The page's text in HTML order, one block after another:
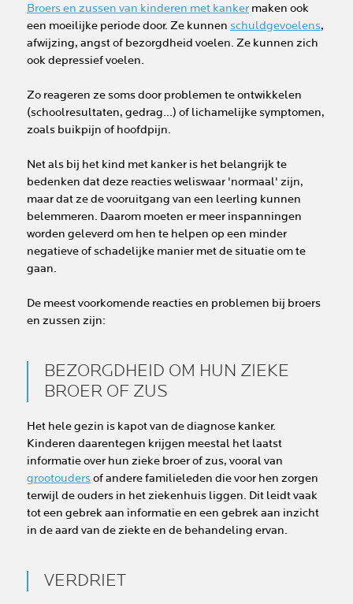
Broers en zussen van kinderen met kanker maken ook
een moeilijke periode door. Ze kunnen schuldgevoelens,
afwijzing, angst of bezorgdheid voelen. Ze kunnen zich
ook depressief voelen.
Zo reageren ze soms door problemen te ontwikkelen
(schoolresultaten, gedrag...) of lichamelijke symptomen,
zoals buikpijn of hoofdpijn.
Net als bij het kind met kanker is het belangrijk te
bedenken dat deze reacties weliswaar 'normaal' zijn,
maar dat ze de vooruitgang van een leerling kunnen
belemmeren. Daarom moeten er meer inspanningen
worden geleverd om hen te helpen op een minder
negatieve of schadelijke manier met de situatie om te
gaan.
De meest voorkomende reacties en problemen bij broers
en zussen zijn:
BEZORGDHEID OM HUN ZIEKE
BROER OF ZUS
Het hele gezin is kapot van de diagnose kanker.
Kinderen daarentegen krijgen meestal het laatst
informatie over hun zieke broer of zus, vooral van
grootoudersof andere familieleden die voor hen zorgen
terwijl de ouders in het ziekenhuis liggen. Dit leidt vaak
tot een gebrek aan informatie en een gebrek aan inzicht
in de aard van de ziekte en de behandeling ervan.
VERDRIET